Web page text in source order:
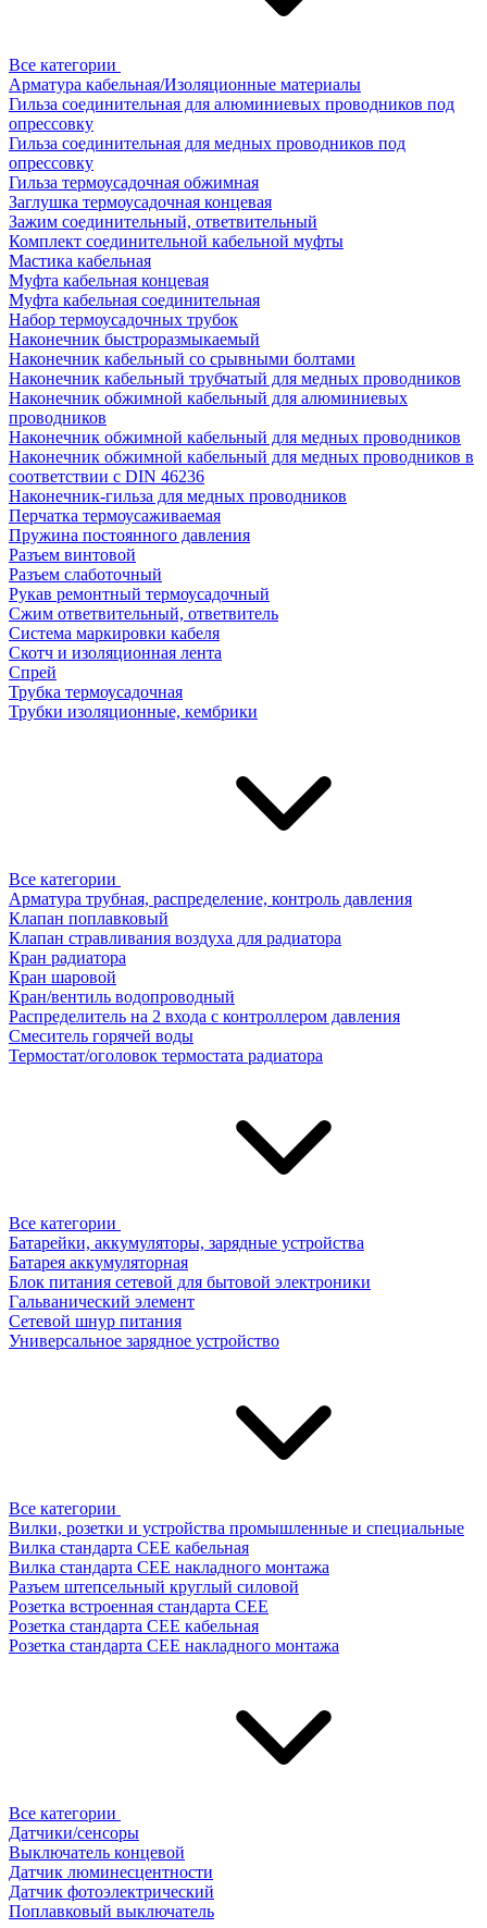
Все категории
Арматура кабельная/Изоляционные материалы
Гильза соединительная для алюминиевых проводников под
опрессовку
Гильза соединительная для медных проводников под
опрессовку
Гильза термоусадочная обжимная
Заглушка термоусадочная концевая
Зажим соединительный, ответвительный
Комплект соединительной кабельной муфты
Мастика кабельная
Муфта кабельная концевая
Муфта кабельная соединительная
Набор термоусадочных трубок
Наконечник быстроразмыкаемый
Наконечник кабельный со срывными болтами
Наконечник кабельный трубчатый для медных проводников
Наконечник обжимной кабельный для алюминиевых
проводников
Наконечник обжимной кабельный для медных проводников
Наконечник обжимной кабельный для медных проводников в
соответствии с DIN 46236
Наконечник-гильза для медных проводников
Перчатка термоусаживаемая
Пружина постоянного давления
Разъем винтовой
Разъем слаботочный
Рукав ремонтный термоусадочный
Сжим ответвительный, ответвитель
Система маркировки кабеля
Скотч и изоляционная лента
Спрей
Трубка термоусадочная
Трубки изоляционные, кембрики
Все категории
Арматура трубная, распределение, контроль давления
Клапан поплавковый
Клапан стравливания воздуха для радиатора
Кран радиатора
Кран шаровой
Кран/вентиль водопроводный
Распределитель на 2 входа с контроллером давления
Смеситель горячей воды
Термостат/оголовок термостата радиатора
Все категории
Батарейки, аккумуляторы, зарядные устройства
Батарея аккумуляторная
Блок питания сетевой для бытовой электроники
Гальванический элемент
Сетевой шнур питания
Универсальное зарядное устройство
Все категории
Вилки, розетки и устройства промышленные и специальные
Вилка стандарта CEE кабельная
Вилка стандарта CEE накладного монтажа
Разъем штепсельный круглый силовой
Розетка встроенная стандарта CEE
Розетка стандарта СЕЕ кабельная
Розетка стандарта СЕЕ накладного монтажа
Все категории
Датчики/сенсоры
Выключатель концевой
Датчик люминесцентности
Датчик фотоэлектрический
Поплавковый выключатель